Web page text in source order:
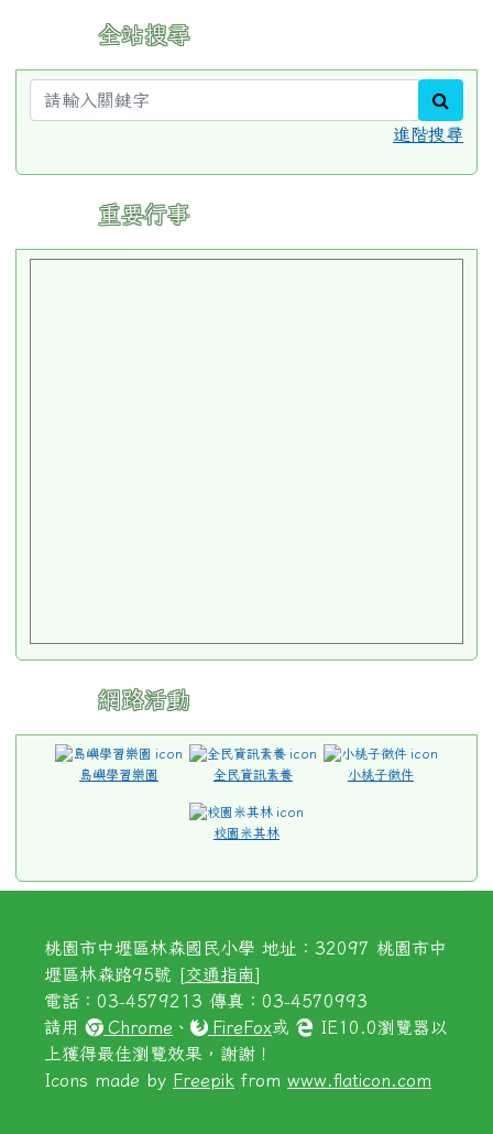
全站搜尋
進階搜尋
重要行事
網路活動
島嶼學習樂園 全民資訊素養 小桃子徵件
校園米其林
桃園市中壢區林森國民小學 地址：32097 桃園市中
壢區林森路95號 [交通指南]
電話：03-4579213 傳真：03-4570993
請用
Chrome 、 FireFox或
IE10.0瀏覽器以
上獲得最佳瀏覽效果，謝謝！
Icons made by Freepik from www.flaticon.com